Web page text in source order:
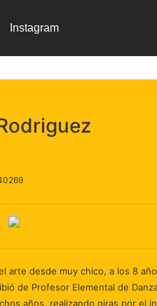
Instagram
arte desde muy chico, a los 8
de Profesor Elemental de
años, realizando giras por el